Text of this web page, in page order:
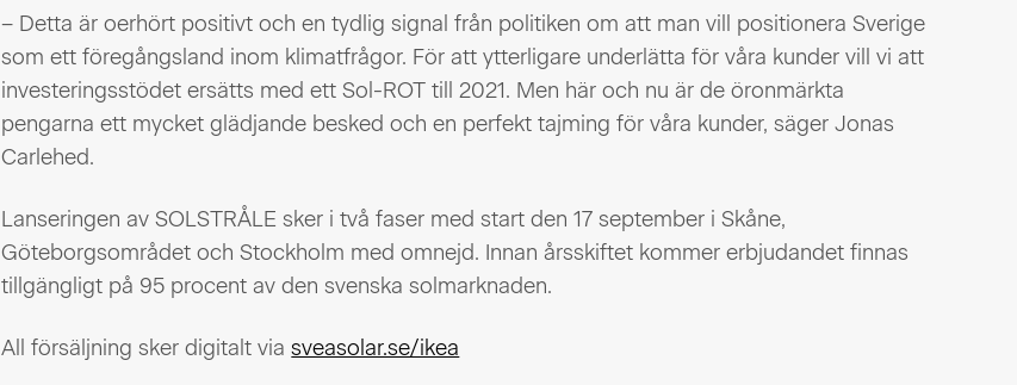
– Detta är oerhört positivt och en tydlig signal från politiken om att man vill positionera Sverige
som ett föregångsland inom klimatfrågor. För att ytterligare underlätta för våra kunder vill vi att
investeringsstödet ersätts med ett Sol-ROT till 2021. Men här och nu är de öronmärkta
pengarna ett mycket glädjande besked och en perfekt tajming för våra kunder, säger Jonas
Carlehed.
Lanseringen av SOLSTRÅLE sker i två faser med start den 17 september i Skåne,
Göteborgsområdet och Stockholm med omnejd. Innan årsskiftet kommer erbjudandet finnas
tillgängligt på 95 procent av den svenska solmarknaden.
All försäljning sker digitalt viasveasolar.se/ikea